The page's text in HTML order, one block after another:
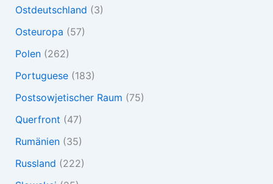
Ostdeutschland (3)
Osteuropa (57)
Polen(262)
Portuguese(183)
Postsowjetischer Raum (75)
Querfront (47)
Rumänien(35)
Russland (222)